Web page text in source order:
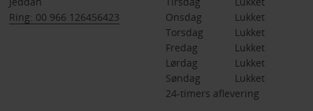
Ring: 00 966 126456423
Onsdag
Lukket
Torsdag
Lukket
Fredag
Lukket
Lørdag
Lukket
Søndag
Lukket
24-timers aflevering